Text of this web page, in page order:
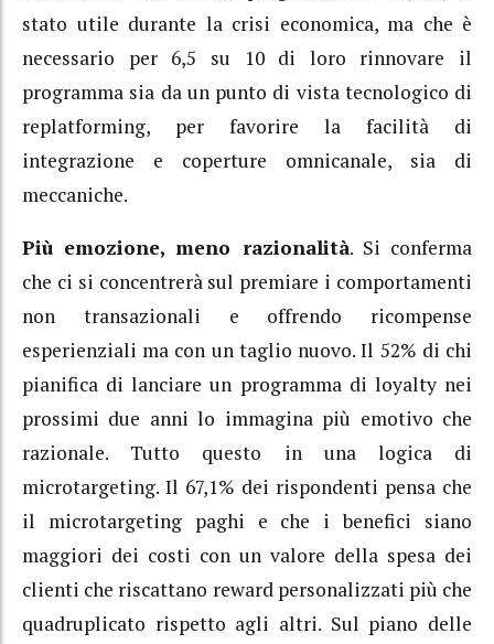
stato utile durante la crisi economica, ma che è
necessario per 6,5 su 10 di loro rinnovare il
programma sia da un punto di vista tecnologico di
replatforming, per favorire la facilità di
integrazione e coperture omnicanale, sia di
meccaniche.
Più emozione, meno razionalità. Si conferma
che ci si concentrerà sul premiare i comportamenti
non transazionali e offrendo ricompense
esperienziali ma con un taglio nuovo. Il 52% di chi
pianifica di lanciare un programma di loyalty nei
prossimi due anni lo immagina più emotivo che
razionale. Tutto questo in una logica di
microtargeting. Il 67,1% dei rispondenti pensa che
il microtargeting paghi e che i benefici siano
maggiori dei costi con un valore della spesa dei
clienti che riscattano reward personalizzati più che
quadruplicato rispetto agli altri. Sul piano delle